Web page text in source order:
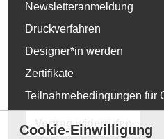
Newsletteranmeldung
Druckverfahren
Designer*in werden
Zertifikate
Teilnahmebedingungen für
Vertrag widerrufen
Cookie-Einwilligung